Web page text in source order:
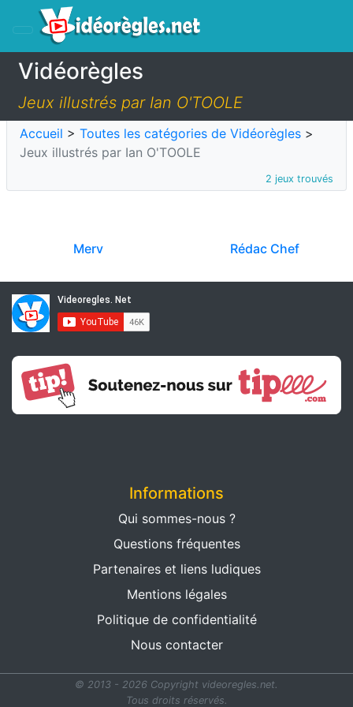
Vidéorègles
Jeux illustrés par Ian O'TOOLE
Accueil > Toutes les catégories de Vidéorègles >
Jeux illustrés par Ian O'TOOLE
2 jeux trouvés
Merv Rédac Chef
Informations
Qui sommes-nous ?
Questions fréquentes
Partenaires et liens ludiques
Mentions légales
Politique de confidentialité
Nous contacter
© 2013 - 2026 Copyright videoregles.net.
Tous droits réservés.